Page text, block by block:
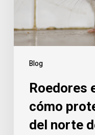
Blog
viviendas
del
norte
durante
invierno
Roedores
cómo
del norte